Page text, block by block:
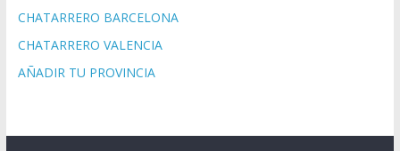
CHATARRERO BARCELONA
CHATARRERO VALENCIA
AÑADIR TU PROVINCIA